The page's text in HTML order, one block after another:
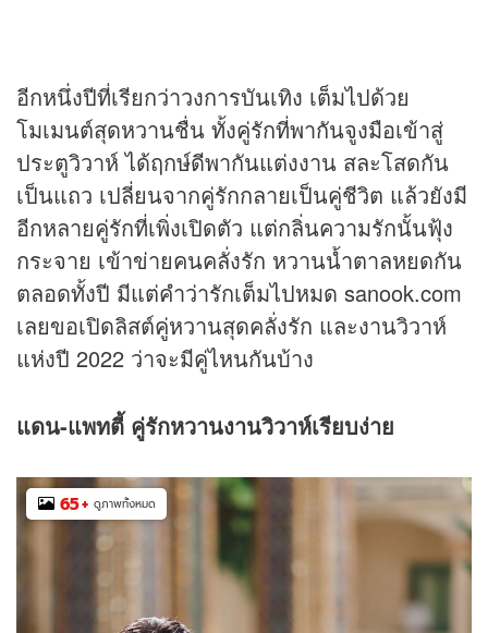
อีกหนึ่งปีที่เรียกว่าวงการบันเทิง เต็มไปด้วย
โมเมนต์สุดหวานชื่น ทั้งคู่รักที่พากันจูงมือเข้าสู่
ประตูวิวาห์ ได้ฤกษ์ดีพากันแต่งงาน สละโสดกัน
เป็นแถว เปลี่ยนจากคู่รักกลายเป็นคู่ชีวิต แล้วยังมี
อีกหลายคู่รักที่เพิ่งเปิดตัว แต่กลิ่นความรักนั้นฟุ้ง
กระจาย เข้าข่ายคนคลั่งรัก หวานน้ำตาลหยดกัน
ตลอดทั้งปี มีแต่คำว่ารักเต็มไปหมด sanook.com
เลยขอเปิดลิสต์คู่หวานสุดคลั่งรัก และงานวิวาห์
แห่งปี 2022 ว่าจะมีคู่ไหนกันบ้าง
แดน-แพทตี้ คู่รักหวานงานวิวาห์เรียบง่าย
65+ ดูภาพทั้งหมด